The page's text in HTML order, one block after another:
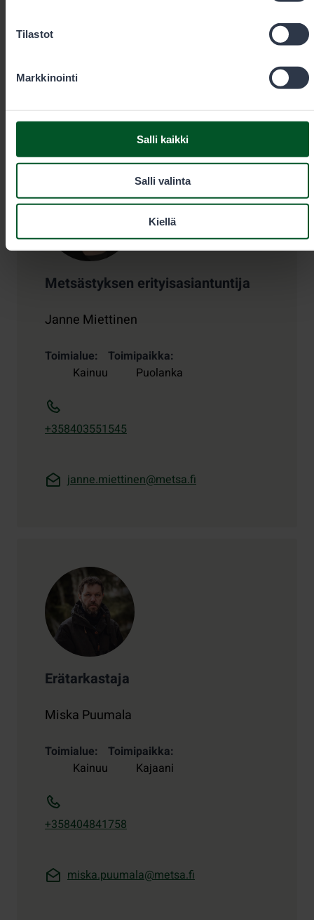
Tilastot
Markkinointi
Salli kaikki
Salli valinta
Kiellä
eraluvat@metsa.fi
Yhteystiedot
Metsästyksen erityisasiantuntija
Janne Miettinen
Toimialue
Kainuu
Toimipaikka
Puolanka
+358403551545
janne.miettinen@metsa.fi
Erätarkastaja
Miska Puumala
Toimialue
Kainuu
Toimipaikka
Kajaani
+358404841758
miska.puumala@metsa.fi